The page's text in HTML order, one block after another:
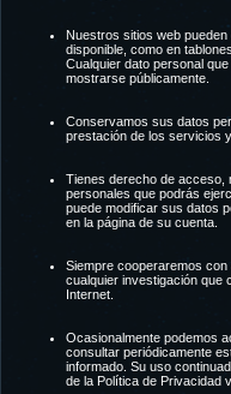
Nuestros sitios web
disponible, como en
Cualquier dato personal
mostrarse públicamente.
Conservamos sus datos
prestación de los servicios
Tienes derecho de acceso,
personales que podrás
puede modificar sus datos
en la página de su cuenta.
Siempre cooperaremos
cualquier investigación que
Internet.
Ocasionalmente podemos
consultar periódicamente
informado. Su uso
de la Política de Privacidad